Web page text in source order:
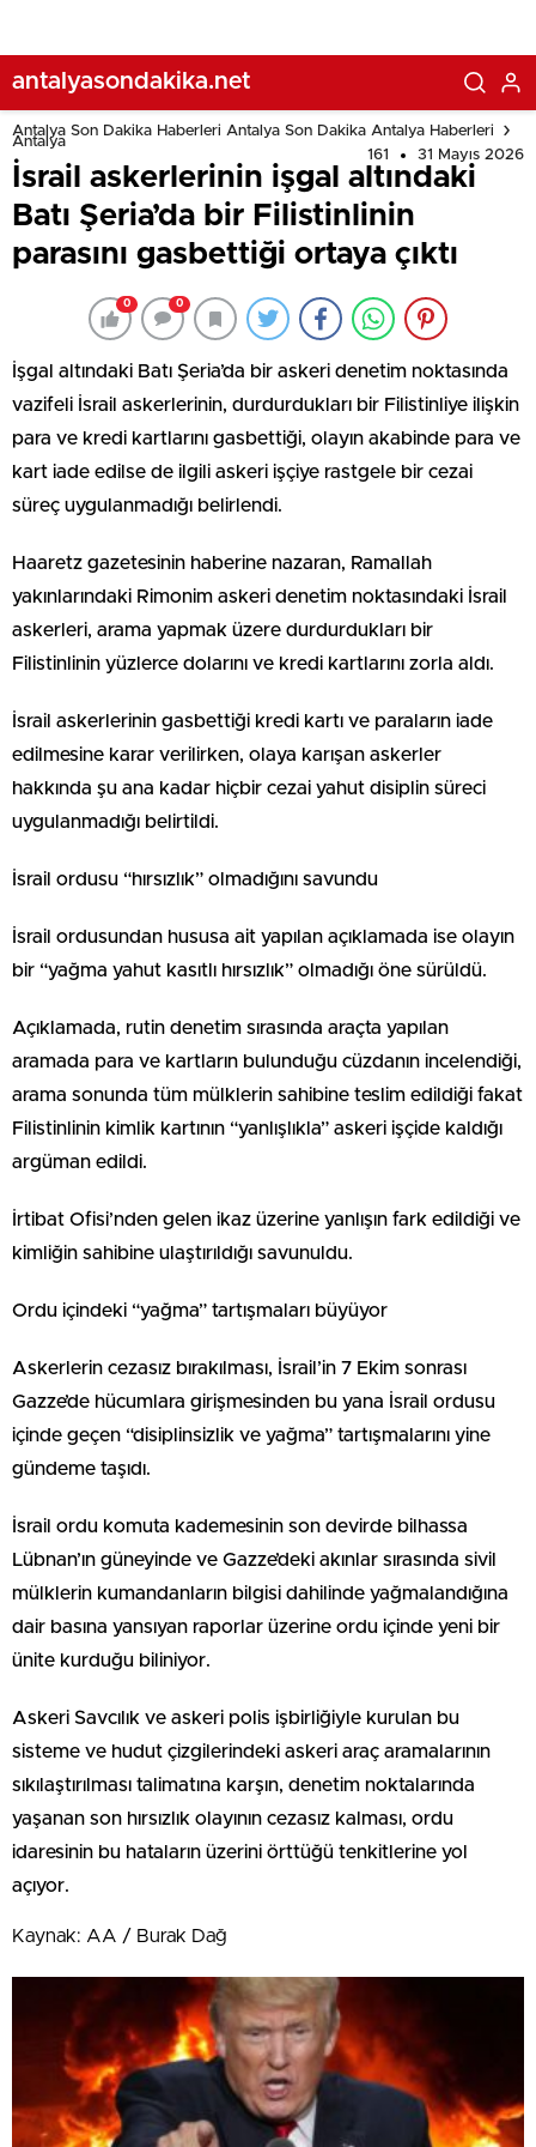
antalyasondakika.net
Antalya Son Dakika Haberleri Antalya Son Dakika Antalya Haberleri
Antalya
161
31 Mayıs 2026
İsrail askerlerinin işgal altındaki
Batı Şeria’da bir Filistinlinin
parasını gasbettiği ortaya çıktı
0 0
İşgal altındaki Batı Şeria’da bir askeri denetim noktasında
vazifeli İsrail askerlerinin, durdurdukları bir Filistinliye ilişkin
para ve kredi kartlarını gasbettiği, olayın akabinde para ve
kart iade edilse de ilgili askeri işçiye rastgele bir cezai
süreç uygulanmadığı belirlendi.
Haaretz gazetesinin haberine nazaran, Ramallah
yakınlarındaki Rimonim askeri denetim noktasındaki İsrail
askerleri, arama yapmak üzere durdurdukları bir
Filistinlinin yüzlerce dolarını ve kredi kartlarını zorla aldı.
İsrail askerlerinin gasbettiği kredi kartı ve paraların iade
edilmesine karar verilirken, olaya karışan askerler
hakkında şu ana kadar hiçbir cezai yahut disiplin süreci
uygulanmadığı belirtildi.
İsrail ordusu “hırsızlık” olmadığını savundu
İsrail ordusundan hususa ait yapılan açıklamada ise olayın
bir “yağma yahut kasıtlı hırsızlık” olmadığı öne sürüldü.
Açıklamada, rutin denetim sırasında araçta yapılan
aramada para ve kartların bulunduğu cüzdanın incelendiği,
arama sonunda tüm mülklerin sahibine teslim edildiği fakat
Filistinlinin kimlik kartının “yanlışlıkla” askeri işçide kaldığı
argüman edildi.
İrtibat Ofisi’nden gelen ikaz üzerine yanlışın fark edildiği ve
kimliğin sahibine ulaştırıldığı savunuldu.
Ordu içindeki “yağma” tartışmaları büyüyor
Askerlerin cezasız bırakılması, İsrail’in 7 Ekim sonrası
Gazze’de hücumlara girişmesinden bu yana İsrail ordusu
içinde geçen “disiplinsizlik ve yağma” tartışmalarını yine
gündeme taşıdı.
İsrail ordu komuta kademesinin son devirde bilhassa
Lübnan’ın güneyinde ve Gazze’deki akınlar sırasında sivil
mülklerin kumandanların bilgisi dahilinde yağmalandığına
dair basına yansıyan raporlar üzerine ordu içinde yeni bir
ünite kurduğu biliniyor.
Askeri Savcılık ve askeri polis işbirliğiyle kurulan bu
sisteme ve hudut çizgilerindeki askeri araç aramalarının
sıkılaştırılması talimatına karşın, denetim noktalarında
yaşanan son hırsızlık olayının cezasız kalması, ordu
idaresinin bu hataların üzerini örttüğü tenkitlerine yol
açıyor.
Kaynak: AA / Burak Dağ